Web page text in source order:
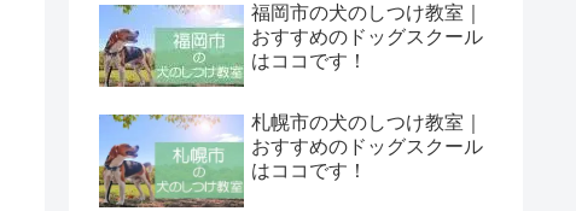
福岡市の犬のしつけ教室｜
おすすめのドッグスクール
はココです！
札幌市の犬のしつけ教室｜
おすすめのドッグスクール
はココです！